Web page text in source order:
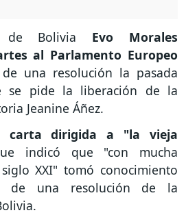
de Bolivia Evo Morales
al Parlamento Europeo
una resolución la pasada
se pide la liberación de la
Jeanine Áñez.
carta dirigida a "la vieja
indicó que "con mucha
XXI" tomó conocimiento
de una resolución de la